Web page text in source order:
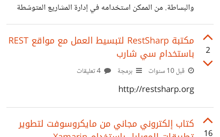
والبساطة. من الممكن استخدامه في إدارة المشاريع المتوسّطة
وحتى الكبيرة. يمكن استخدامه بشكل سلس ومرن من قِبَل فرق
العمل حيث يحتوي على بيئة غنيّة من الأدوات المساعدة على
يمكن
2
مكتبة RestSharp لتبسيط العمل مع مواقع REST
باستخدام سي شارب
قبل 10 سنوات برمجة
http://restsharp.org
16
كتاب إلكتروني مجاني من مايكروسوفت لتطوير